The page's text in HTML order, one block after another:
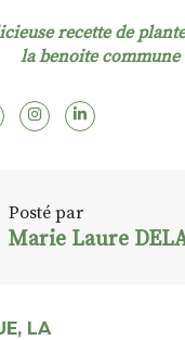
recette de
la benoite commune
Posté par
Marie Laure
LA